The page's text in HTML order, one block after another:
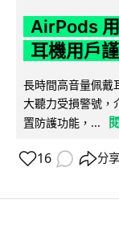
AirPods
耳機用戶
長時間高音量佩戴
大聽力受損警號，
置防護功能，...
16 分享